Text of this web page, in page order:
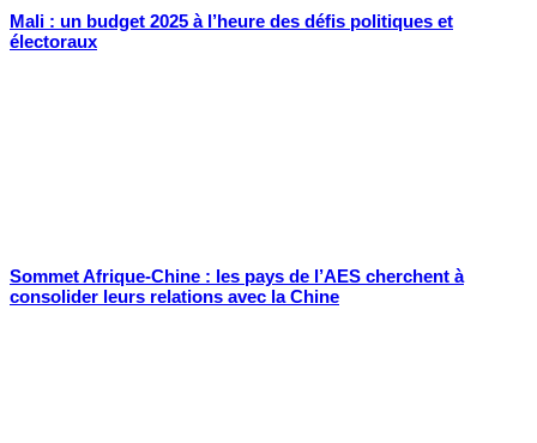
Mali : un budget 2025 à l’heure des défis politiques et
électoraux
Sommet Afrique-Chine : les pays de l’AES cherchent à
consolider leurs relations avec la Chine